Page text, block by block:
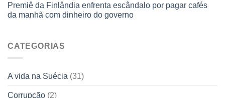
Premiê da Finlândia enfrenta escândalo por pagar cafés
da manhã com dinheiro do governo
CATEGORIAS
A vida na Suécia (31)
Corrupção (2)